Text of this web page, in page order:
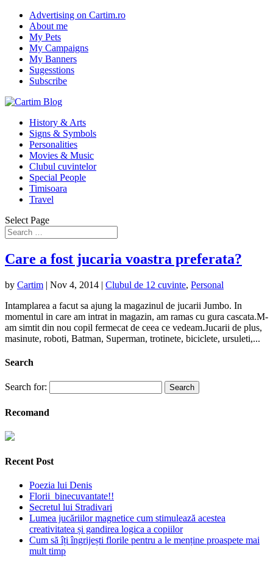
Advertising on Cartim.ro
About me
My Pets
My Campaigns
My Banners
Sugesstions
Subscribe
History & Arts
Signs & Symbols
Personalities
Movies & Music
Clubul cuvintelor
Special People
Timisoara
Travel
Select Page
Care a fost jucaria voastra preferata?
by Cartim | Nov 4, 2014 | Clubul de 12 cuvinte, Personal
Intamplarea a facut sa ajung la magazinul de jucarii Jumbo. In
momentul in care am intrat in magazin, am ramas cu gura cascata.M-
am simtit din nou copil fermecat de ceea ce vedeam.Jucarii de plus,
masinute, roboti, Batman, Superman, trotinete, biciclete, ursuleti,...
Search
Search for:
Recomand
Recent Post
Poezia lui Denis
Florii binecuvantate!!
Secretul lui Stradivari
Lumea jucăriilor magnetice cum stimulează acestea
creativitatea și gandirea logica a copiilor
Cum să îți îngrijești florile pentru a le menține proaspete mai
mult timp